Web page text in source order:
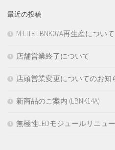
最近の投稿
M-LITE LBNK07A再生産について
店舗営業終了について
店頭営業変更についてのお知
新商品のご案内 (LBNK14A)
無極性LEDモジュールリニュ